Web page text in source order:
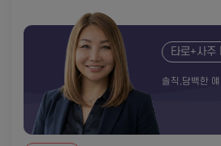
타로+사주
솔직,담백한